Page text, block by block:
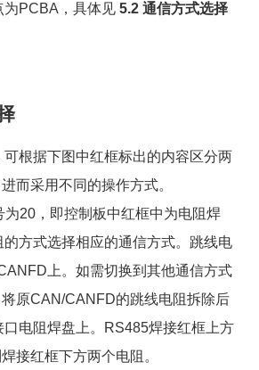
为PCBA，具体见 5.2 通信方式选择
根据下图中红框标出的内容区分两
而采用不同的操作方式。
为20，即控制板中红框中为电阻焊
方式选择相应的通信方式。跳线电
上。如需切换到其他通信方式
原CAN/CANFD的跳线电阻拆除后
电阻焊盘上。RS485焊接红框上方
接红框下方两个电阻。